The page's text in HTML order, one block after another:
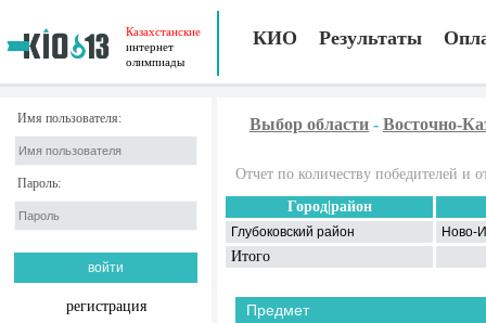
Казахстанские
интернет
олимпиады
КИО Результаты
Имя пользователя:
Пароль:
регистрация
Выбор области - Восточно-
Отчет по количеству победителей и
Город|район
Глубоковский район Ново-
Итого
Предмет